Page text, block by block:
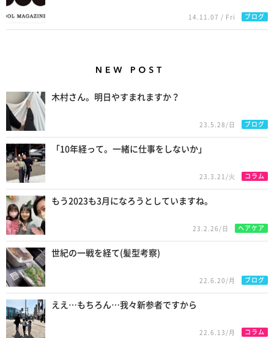
14.11.07 / Fri ブログ
木村さん。明日やすまれますか？
23.5.28/日 ブログ
「10年経って。一緒に仕事をしないか」
23.3.21/火 コラム
もう2023も3月になろうとしていますね。
23.2.26/日 ヘアケア
世紀の一戦を経て(髪型考察)
22.6.20/月 ブログ
ええ…もちろん…我々新参者ですから
22.6.13/月 コラム